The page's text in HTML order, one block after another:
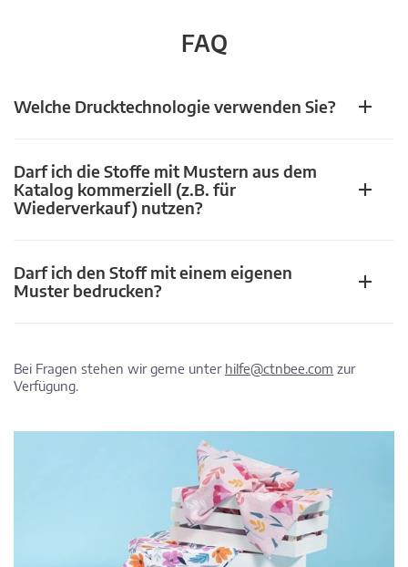
FAQ
Welche Drucktechnologie verwenden Sie?
Darf ich die Stoffe mit Mustern aus dem
Katalog kommerziell (z.B. für
Wiederverkauf) nutzen?
Darf ich den Stoff mit einem eigenen
Muster bedrucken?
Bei Fragen stehen wir gerne unter hilfe@ctnbee.com zur
Verfügung.